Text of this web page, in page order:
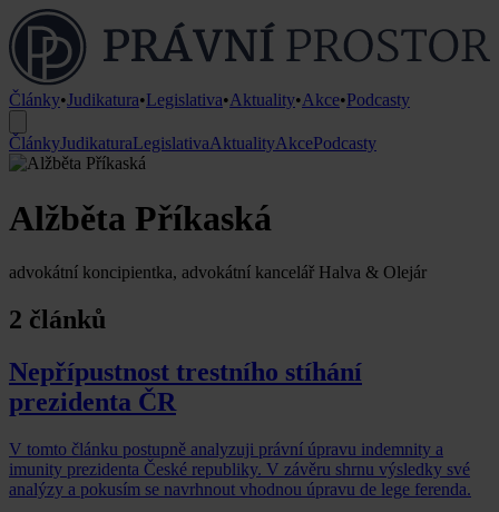
Články•Judikatura•Legislativa•Aktuality•Akce•Podcasty
ČlánkyJudikaturaLegislativaAktualityAkcePodcasty
Alžběta Příkaská
advokátní koncipientka, advokátní kancelář Halva & Olejár
2 článků
Nepřípustnost trestního stíhání
prezidenta ČR
V tomto článku postupně analyzuji právní úpravu indemnity a
imunity prezidenta České republiky. V závěru shrnu výsledky své
analýzy a pokusím se navrhnout vhodnou úpravu de lege ferenda.